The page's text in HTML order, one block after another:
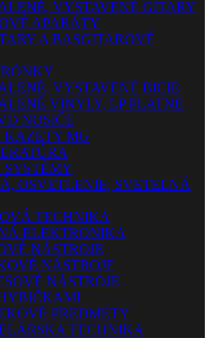
VYSTAVENÉ GITARY
APARÁTY
A BASGITAROVÉ
VYSTAVENÉ BICIE
VINYLY, LP PLATNE
NOSIČE
KAZETY MG
SYSTÉMY
OSVETLENIE, SVETELNÁ
TECHNIKA
ELEKTRONIKA
NÁSTROJE
NÁSTROJE
NÁSTROJE
PREDMETY
TECHNIKA